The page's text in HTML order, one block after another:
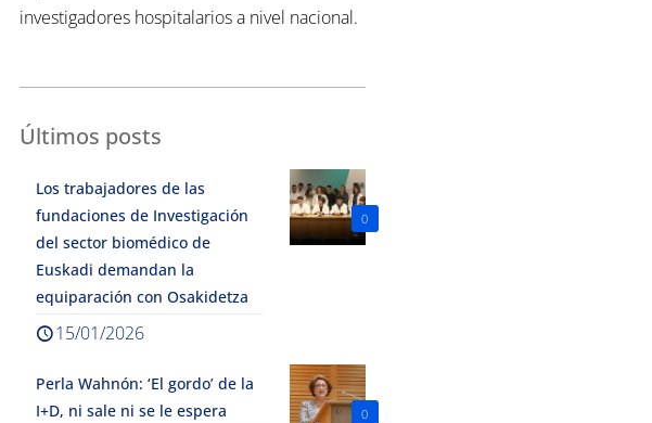
investigadores hospitalarios a nivel nacional.
Últimos posts
0
Los trabajadores de las
fundaciones de Investigación
del sector biomédico de
Euskadi demandan la
equiparación con Osakidetza
15/01/2026
0
Perla Wahnón: ‘El gordo’ de la
I+D, ni sale ni se le espera